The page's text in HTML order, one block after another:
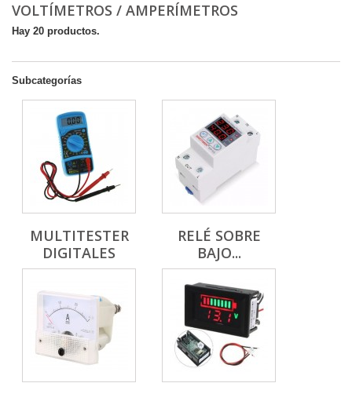
VOLTÍMETROS / AMPERÍMETROS
Hay 20 productos.
Subcategorías
MULTITESTER
DIGITALES
RELÉ SOBRE
BAJO...